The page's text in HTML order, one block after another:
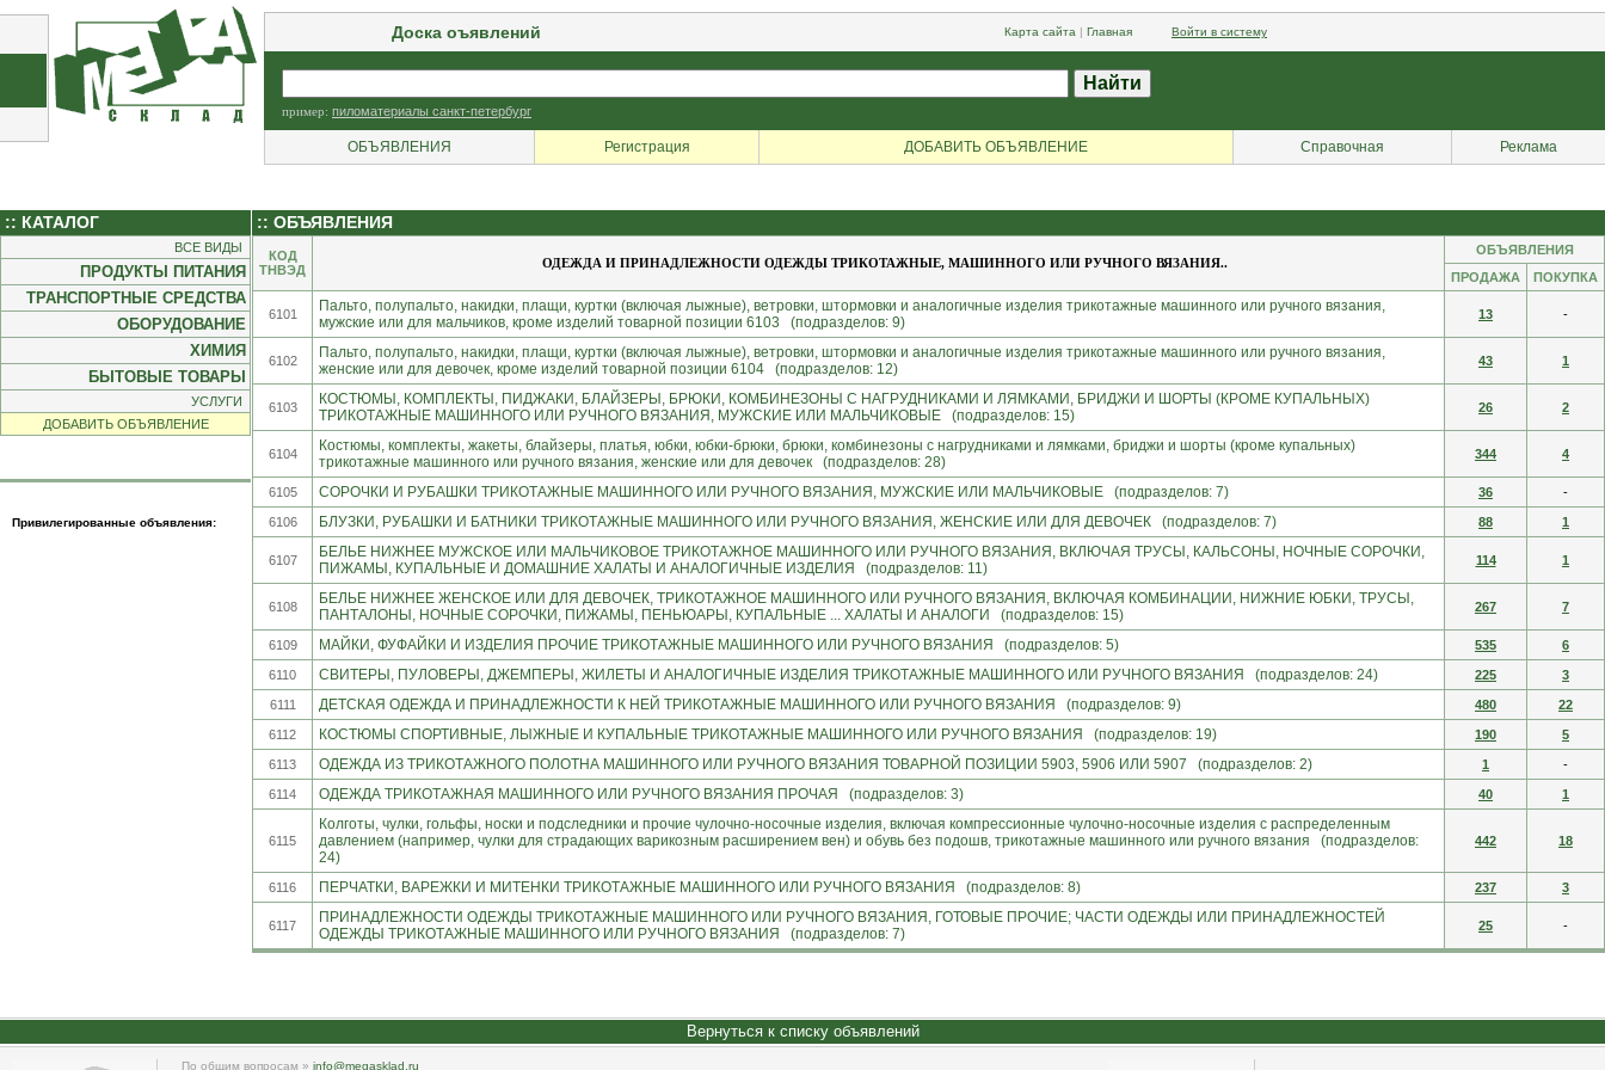
Доска оъявлений Карта сайта | Главная Войти в систему
пример: пиломатериалы санкт-петербург
ОБЪЯВЛЕНИЯ Регистрация ДОБАВИТЬ ОБЪЯВЛЕНИЕ Справочная Реклама
:: КАТАЛОГ
ВСЕ ВИДЫ
ПРОДУКТЫ ПИТАНИЯ
ТРАНСПОРТНЫЕ СРЕДСТВА
ОБОРУДОВАНИЕ
ХИМИЯ
БЫТОВЫЕ ТОВАРЫ
УСЛУГИ
ДОБАВИТЬ ОБЪЯВЛЕНИЕ
Привилегированные объявления:
:: ОБЪЯВЛЕНИЯ
КОД
ТНВЭД
ОДЕЖДА И ПРИНАДЛЕЖНОСТИ ОДЕЖДЫ ТРИКОТАЖНЫЕ, МАШИННОГО ИЛИ РУЧНОГО ВЯЗАНИЯ..
ОБЪЯВЛЕНИЯ
ПРОДАЖА
ПОКУПКА
6101
Пальто, полупальто, накидки, плащи, куртки (включая лыжные), ветровки, штормовки и аналогичные изделия трикотажные машинного или ручного вязания,
мужские или для мальчиков, кроме изделий товарной позиции 6103 (подразделов: 9)
13 -
6102
Пальто, полупальто, накидки, плащи, куртки (включая лыжные), ветровки, штормовки и аналогичные изделия трикотажные машинного или ручного вязания,
женские или для девочек, кроме изделий товарной позиции 6104 (подразделов: 12)
43 1
6103
КОСТЮМЫ, КОМПЛЕКТЫ, ПИДЖАКИ, БЛАЙЗЕРЫ, БРЮКИ, КОМБИНЕЗОНЫ С НАГРУДНИКАМИ И ЛЯМКАМИ, БРИДЖИ И ШОРТЫ (КРОМЕ КУПАЛЬНЫХ)
ТРИКОТАЖНЫЕ МАШИННОГО ИЛИ РУЧНОГО ВЯЗАНИЯ, МУЖСКИЕ ИЛИ МАЛЬЧИКОВЫЕ (подразделов: 15)
26 2
6104
Костюмы, комплекты, жакеты, блайзеры, платья, юбки, юбки-брюки, брюки, комбинезоны с нагрудниками и лямками, бриджи и шорты (кроме купальных)
трикотажные машинного или ручного вязания, женские или для девочек (подразделов: 28)
344 4
6105 СОРОЧКИ И РУБАШКИ ТРИКОТАЖНЫЕ МАШИННОГО ИЛИ РУЧНОГО ВЯЗАНИЯ, МУЖСКИЕ ИЛИ МАЛЬЧИКОВЫЕ (подразделов: 7) 36 -
6106 БЛУЗКИ, РУБАШКИ И БАТНИКИ ТРИКОТАЖНЫЕ МАШИННОГО ИЛИ РУЧНОГО ВЯЗАНИЯ, ЖЕНСКИЕ ИЛИ ДЛЯ ДЕВОЧЕК (подразделов: 7) 88 1
6107
БЕЛЬЕ НИЖНЕЕ МУЖСКОЕ ИЛИ МАЛЬЧИКОВОЕ ТРИКОТАЖНОЕ МАШИННОГО ИЛИ РУЧНОГО ВЯЗАНИЯ, ВКЛЮЧАЯ ТРУСЫ, КАЛЬСОНЫ, НОЧНЫЕ СОРОЧКИ,
ПИЖАМЫ, КУПАЛЬНЫЕ И ДОМАШНИЕ ХАЛАТЫ И АНАЛОГИЧНЫЕ ИЗДЕЛИЯ (подразделов: 11)
114 1
6108
БЕЛЬЕ НИЖНЕЕ ЖЕНСКОЕ ИЛИ ДЛЯ ДЕВОЧЕК, ТРИКОТАЖНОЕ МАШИННОГО ИЛИ РУЧНОГО ВЯЗАНИЯ, ВКЛЮЧАЯ КОМБИНАЦИИ, НИЖНИЕ ЮБКИ, ТРУСЫ,
ПАНТАЛОНЫ, НОЧНЫЕ СОРОЧКИ, ПИЖАМЫ, ПЕНЬЮАРЫ, КУПАЛЬНЫЕ ... ХАЛАТЫ И АНАЛОГИ (подразделов: 15)
267 7
6109 МАЙКИ, ФУФАЙКИ И ИЗДЕЛИЯ ПРОЧИЕ ТРИКОТАЖНЫЕ МАШИННОГО ИЛИ РУЧНОГО ВЯЗАНИЯ (подразделов: 5) 535 6
6110 СВИТЕРЫ, ПУЛОВЕРЫ, ДЖЕМПЕРЫ, ЖИЛЕТЫ И АНАЛОГИЧНЫЕ ИЗДЕЛИЯ ТРИКОТАЖНЫЕ МАШИННОГО ИЛИ РУЧНОГО ВЯЗАНИЯ (подразделов: 24) 225 3
6111 ДЕТСКАЯ ОДЕЖДА И ПРИНАДЛЕЖНОСТИ К НЕЙ ТРИКОТАЖНЫЕ МАШИННОГО ИЛИ РУЧНОГО ВЯЗАНИЯ (подразделов: 9) 480 22
6112 КОСТЮМЫ СПОРТИВНЫЕ, ЛЫЖНЫЕ И КУПАЛЬНЫЕ ТРИКОТАЖНЫЕ МАШИННОГО ИЛИ РУЧНОГО ВЯЗАНИЯ (подразделов: 19) 190 5
6113 ОДЕЖДА ИЗ ТРИКОТАЖНОГО ПОЛОТНА МАШИННОГО ИЛИ РУЧНОГО ВЯЗАНИЯ ТОВАРНОЙ ПОЗИЦИИ 5903, 5906 ИЛИ 5907 (подразделов: 2) 1 -
6114 ОДЕЖДА ТРИКОТАЖНАЯ МАШИННОГО ИЛИ РУЧНОГО ВЯЗАНИЯ ПРОЧАЯ (подразделов: 3) 40 1
6115
Колготы, чулки, гольфы, носки и подследники и прочие чулочно-носочные изделия, включая компрессионные чулочно-носочные изделия с распределенным
давлением (например, чулки для страдающих варикозным расширением вен) и обувь без подошв, трикотажные машинного или ручного вязания (подразделов:
24)
442 18
6116 ПЕРЧАТКИ, ВАРЕЖКИ И МИТЕНКИ ТРИКОТАЖНЫЕ МАШИННОГО ИЛИ РУЧНОГО ВЯЗАНИЯ (подразделов: 8) 237 3
6117
ПРИНАДЛЕЖНОСТИ ОДЕЖДЫ ТРИКОТАЖНЫЕ МАШИННОГО ИЛИ РУЧНОГО ВЯЗАНИЯ, ГОТОВЫЕ ПРОЧИЕ; ЧАСТИ ОДЕЖДЫ ИЛИ ПРИНАДЛЕЖНОСТЕЙ
ОДЕЖДЫ ТРИКОТАЖНЫЕ МАШИННОГО ИЛИ РУЧНОГО ВЯЗАНИЯ (подразделов: 7)
25 -
Вернуться к списку объявлений
По общим вопросам » info@megasklad.ru